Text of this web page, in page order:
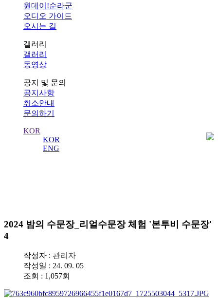
원데이!순라군
오디오 가이드
오시는 길
갤러리
갤러리
동영상
공지 및 문의
공지사항
취소안내
문의하기
KOR
KOR
ENG
2024 밤의 수문장_리얼수문장 체험 '본투비 수문장'
4
작성자 : 관리자
작성일 : 24. 09. 05
조회 : 1,057회